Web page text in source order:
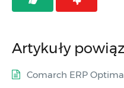
Artykuły
Comarch ERP